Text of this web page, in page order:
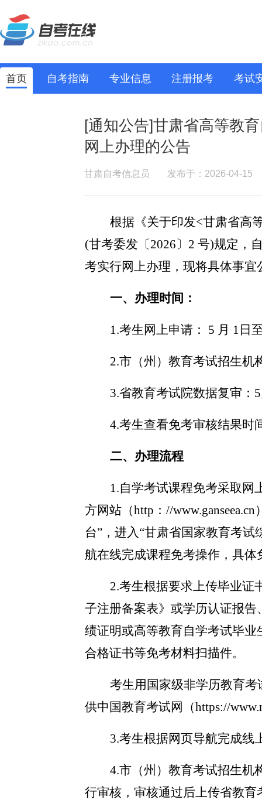
首页 自考指南 专业信息 注册报考 考试
[通知公告]甘肃省高等教
网上办理的公告
甘肃自考信息员 发布于：2026-04-15
根据《关于印发<甘肃省高
(甘考委发〔2026〕2 号)规定，
考实行网上办理，现将具体事宜
一、 办理时间：
1.考生网上申请： 5 月 1日
2.市（州） 教育考试招生机
3.省教育考试院数据复审：
4.考生查看免考审核结果时
二、 办理流程
1.自学考试课程免考采取网
方网站（http：//
台”，进入“甘肃省国家教育考
航在线完成课程免考操作， 具体
2.考生根据要求上传毕业证
子注册备案表》或学历认证报
绩证明或高等教育自学考试毕
合格证书等免考材料扫描件。
考生用国家级非学历教育
供中国教育考试网（https://
3.考生根据网页导航完成线
4.市（州）教育考试招生机
行审核，审核通过后上传省教育